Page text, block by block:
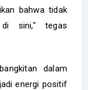
bahwa tidak
sini," tegas
dalam
energi positif